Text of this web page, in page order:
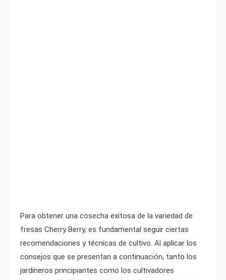
Para obtener una cosecha exitosa de la variedad de
fresas Cherry Berry, es fundamental seguir ciertas
recomendaciones y técnicas de cultivo. Al aplicar los
consejos que se presentan a continuación, tanto los
jardineros principiantes como los cultivadores